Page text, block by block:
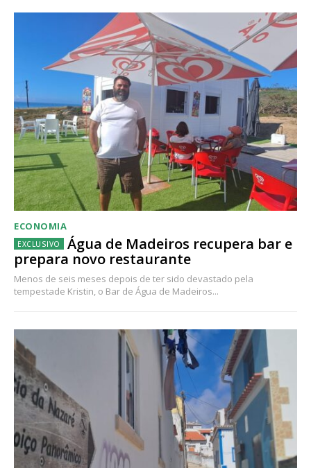
ECONOMIA
Água de Madeiros recupera bar e
prepara novo restaurante
Menos de seis meses depois de ter sido devastado pela
tempestade Kristin, o Bar de Água de Madeiros...